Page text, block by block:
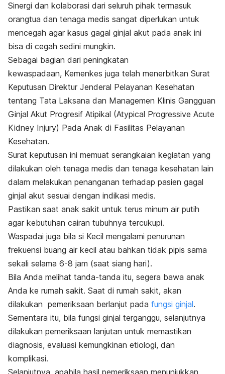
Sinergi dan kolaborasi dari seluruh pihak termasuk
orangtua dan tenaga medis sangat diperlukan untuk
mencegah agar kasus gagal ginjal akut pada anak ini
bisa di cegah sedini mungkin.
Sebagai bagian dari peningkatan
kewaspadaan, Kemenkes juga telah menerbitkan Surat
Keputusan Direktur Jenderal Pelayanan Kesehatan
tentang Tata Laksana dan Managemen Klinis Gangguan
Ginjal Akut Progresif Atipikal (Atypical Progressive Acute
Kidney Injury) Pada Anak di Fasilitas Pelayanan
Kesehatan.
Surat keputusan ini memuat serangkaian kegiatan yang
dilakukan oleh tenaga medis dan tenaga kesehatan lain
dalam melakukan penanganan terhadap pasien gagal
ginjal akut sesuai dengan indikasi medis.
Pastikan saat anak sakit untuk terus minum air putih
agar kebutuhan cairan tubuhnya tercukupi.
Waspadai juga bila si Kecil mengalami penurunan
frekuensi buang air kecil atau bahkan tidak pipis sama
sekali selama 6-8 jam (saat siang hari).
Bila Anda melihat tanda-tanda itu, segera bawa anak
Anda ke rumah sakit. Saat di rumah sakit, akan
dilakukan pemeriksaan berlanjut pada fungsi ginjal.
Sementara itu, bila fungsi ginjal terganggu, selanjutnya
dilakukan pemeriksaan lanjutan untuk memastikan
diagnosis, evaluasi kemungkinan etiologi, dan
komplikasi.